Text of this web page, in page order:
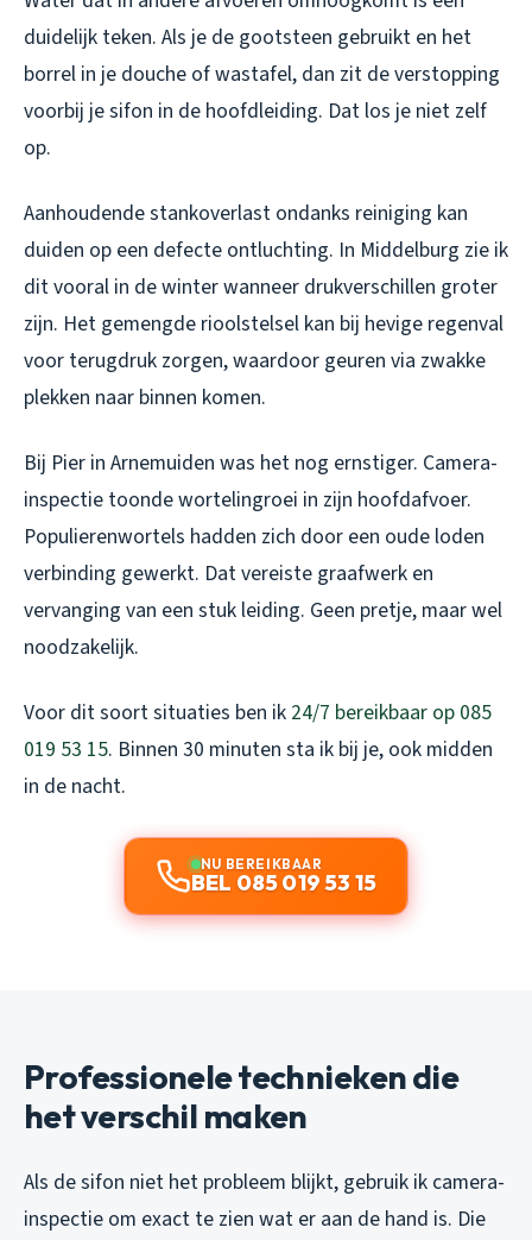
duidelijk teken. Als je de gootsteen gebruikt en het
borrel in je douche of wastafel, dan zit de verstopping
voorbij je sifon in de hoofdleiding. Dat los je niet zelf
op.
Aanhoudende stankoverlast ondanks reiniging kan
duiden op een defecte ontluchting. In Middelburg zie ik
dit vooral in de winter wanneer drukverschillen groter
zijn. Het gemengde rioolstelsel kan bij hevige regenval
voor terugdruk zorgen, waardoor geuren via zwakke
plekken naar binnen komen.
Bij Pier in Arnemuiden was het nog ernstiger. Camera-
inspectie toonde wortelingroei in zijn hoofdafvoer.
Populierenwortels hadden zich door een oude loden
verbinding gewerkt. Dat vereiste graafwerk en
vervanging van een stuk leiding. Geen pretje, maar wel
noodzakelijk.
Voor dit soort situaties ben ik 24/7 bereikbaar op 085
019 53 15. Binnen 30 minuten sta ik bij je, ook midden
in de nacht.
NU BEREIKBAAR
BEL 085 019 53 15
Professionele technieken die
het verschil maken
Als de sifon niet het probleem blijkt, gebruik ik camera-
inspectie om exact te zien wat er aan de hand is. Die